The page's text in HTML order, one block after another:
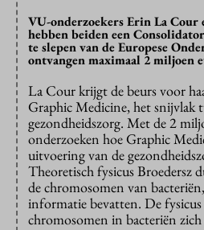
VU-onderzoekers Erin La Cour
hebben beiden een
te slepen van de Europese
ontvangen maximaal 2 miljoen
La Cour krijgt de beurs voor
Graphic Medicine, het snijvlak
gezondheidszorg. Met de 2
onderzoeken hoe Graphic
uitvoering van de
Theoretisch fysicus Broedersz
de chromosomen van
informatie bevatten. De
chromosomen in bacteriën